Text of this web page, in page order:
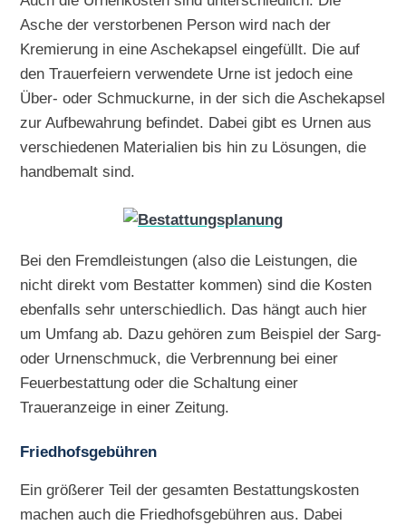
Asche der verstorbenen Person wird nach der
Kremierung in eine Aschekapsel eingefüllt. Die auf
den Trauerfeiern verwendete Urne ist jedoch eine
Über- oder Schmuckurne, in der sich die Aschekapsel
zur Aufbewahrung befindet. Dabei gibt es Urnen aus
verschiedenen Materialien bis hin zu Lösungen, die
handbemalt sind.
Bei den Fremdleistungen (also die Leistungen, die
nicht direkt vom Bestatter kommen) sind die Kosten
ebenfalls sehr unterschiedlich. Das hängt auch hier
um Umfang ab. Dazu gehören zum Beispiel der Sarg-
oder Urnenschmuck, die Verbrennung bei einer
Feuerbestattung oder die Schaltung einer
Traueranzeige in einer Zeitung.
Friedhofsgebühren
Ein größerer Teil der gesamten Bestattungskosten
machen auch die Friedhofsgebühren aus. Dabei